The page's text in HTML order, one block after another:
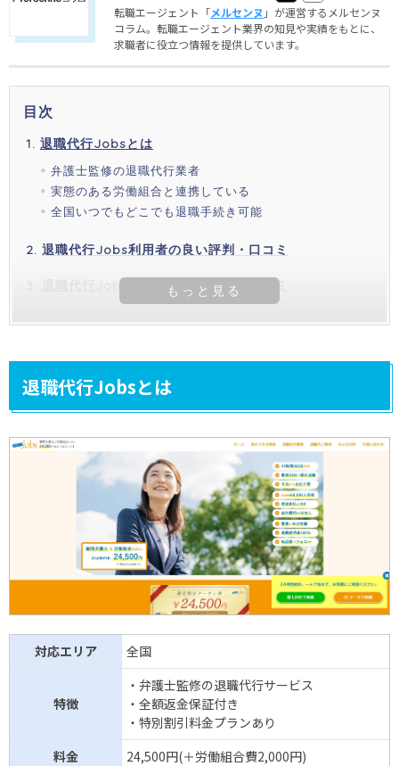
転職エージェント「メルセンヌ 」が運営するメルセンヌ
コラム。転職エージェント業界の知見や実績をもとに、
求職者に役立つ情報を提供しています。
目次
退職代行Jobsとは
弁護士監修の退職代行業者
実態のある労働組合と連携している
全国いつでもどこでも退職手続き可能
退職代行Jobs利用者の良い評判・口コミ
退職代行Jobs利用者の悪い評判・口コミ
退職代行Jobsとは
対応エリア 全国
特徴
・弁護士監修の退職代行サービス
・全額返金保証付き
・特別割引料金プランあり
料金
24,500円(＋労働組合費2,000円)